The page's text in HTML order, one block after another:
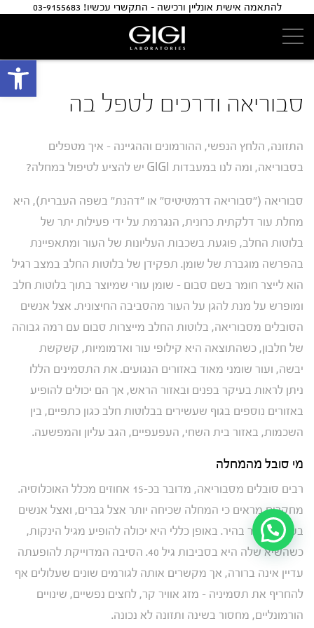
להתאמה אישית אונליין ורכישה - התקשרי עכשיו! 03-9155683
סבוריאה ודרכים לטפל בה
התזונה, הלחץ הנפשי, ההורמונים וההגיינה – איך מטפלים
בסבוריאה, ומה לנו במעבדות GIGI יש להציע לטיפול במחלה?
סבוריאה ("סבוריאה דרמטיטיס" או "דהנת" בשפה העברית), היא
מחלת עור דלקתית כרונית, הנגרמת על ידי פעילות יתר של
בלוטות החלב, פוגעת בשכבות העליונות של העור ומתאפיינת
בהפרשה מוגברת של שומן. תפקידן של בלוטות החלב במצב רגיל
הוא לייצר חומר בשם סבום – שומן עורי שמיוצר בתוך בלוטות חלב
ומופרש על מנת להגן על העור מהסביבה החיצונית. אצל אנשים
הסובלים מסבוריאה, בלוטות החלב מייצרות סבום עם רמה גבוהה
של חלבון, כשהתוצאה היא קילופי עור ואדמומיות, קשקשת
יבשה, ועור שומני מאוד באזורים הנגועים. את התסמינים הללו
ניתן לראות בעיקר בפנים ובאזור הראש, אך הם יכולים להופיע
באזורים נוספים בגוף שעשירים בבלוטות חלב כגון כתפיים, בין
השכמות, באזור בית השחי, העפעפיים, הגב עליון והמפשעה.
מי סובל מהמחלה
רבים סובלים מסבוריאה, מדובר בכ-15 אחוזים מכלל האוכלוסיה.
מחקרים מראים כי המחלה שכיחה יותר אצל גברים, ואצל אנשים
בעלי גוון עור בהיר. באופן כללי היא יכולה להופיע מגיל הינקות,
כשהשיא שלה היא בסביבות גיל 40. הסיבה המדוייקת להופעתה
עדיין אינה ברורה, אך מקשרים אותה לגורמים שונים שעלולים אף
להחריף את תסמיניה – מזג אוויר קר, לחצים נפשיים, שינויים
הורמונליים, מחסור בשינה ותזונה לא נכונה.